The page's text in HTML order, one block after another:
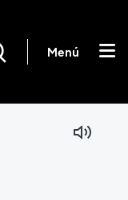
Menú